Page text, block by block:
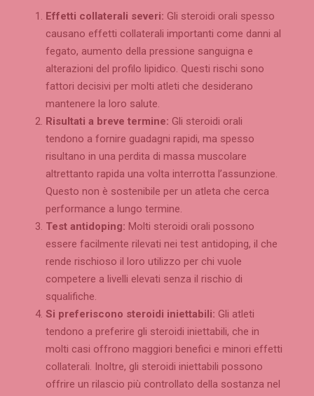
Effetti collaterali severi: Gli steroidi orali spesso
causano effetti collaterali importanti come danni al
fegato, aumento della pressione sanguigna e
alterazioni del profilo lipidico. Questi rischi sono
fattori decisivi per molti atleti che desiderano
mantenere la loro salute.
Risultati a breve termine: Gli steroidi orali
tendono a fornire guadagni rapidi, ma spesso
risultano in una perdita di massa muscolare
altrettanto rapida una volta interrotta l’assunzione.
Questo non è sostenibile per un atleta che cerca
performance a lungo termine.
Test antidoping: Molti steroidi orali possono
essere facilmente rilevati nei test antidoping, il che
rende rischioso il loro utilizzo per chi vuole
competere a livelli elevati senza il rischio di
squalifiche.
Si preferiscono steroidi iniettabili: Gli atleti
tendono a preferire gli steroidi iniettabili, che in
molti casi offrono maggiori benefici e minori effetti
collaterali. Inoltre, gli steroidi iniettabili possono
offrire un rilascio più controllato della sostanza nel